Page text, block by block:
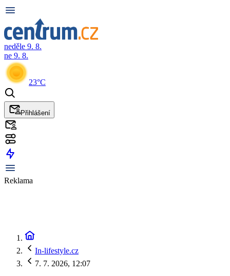
neděle 9. 8.
ne 9. 8.
23°C
Přihlášení
Reklama
In-lifestyle.cz
7. 7. 2026, 12:07